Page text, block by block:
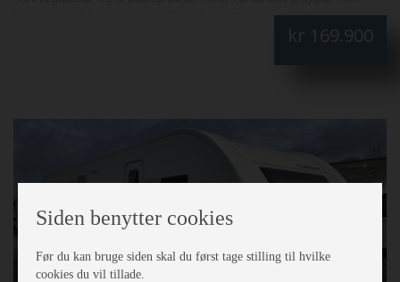
køkken med høj køleskab, stort badeværelse med bruser, 2
enkelte senge med lameludtræk, Mover, Isabella fortelt
kr 169.900
Siden benytter cookies
Før du kan bruge siden skal du først tage stilling til hvilke
cookies du vil tillade.